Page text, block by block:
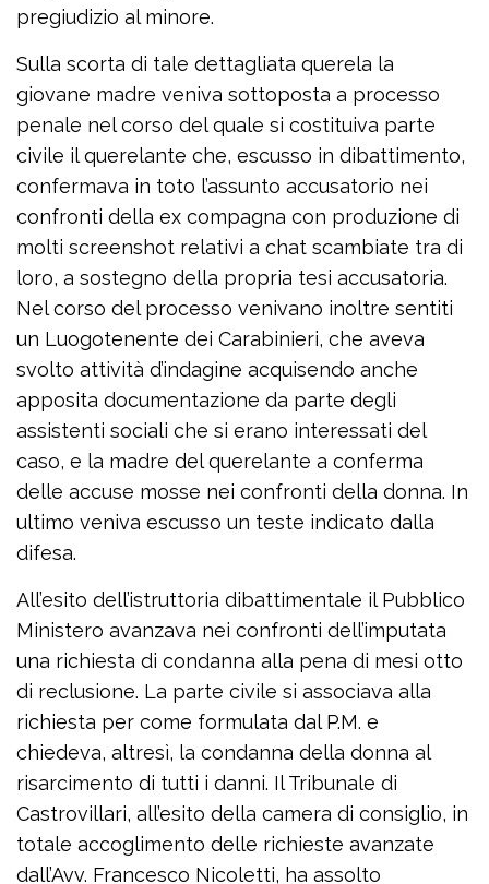
pregiudizio al minore.
Sulla scorta di tale dettagliata querela la
giovane madre veniva sottoposta a processo
penale nel corso del quale si costituiva parte
civile il querelante che, escusso in dibattimento,
confermava in toto l’assunto accusatorio nei
confronti della ex compagna con produzione di
molti screenshot relativi a chat scambiate tra di
loro, a sostegno della propria tesi accusatoria.
Nel corso del processo venivano inoltre sentiti
un Luogotenente dei Carabinieri, che aveva
svolto attività d’indagine acquisendo anche
apposita documentazione da parte degli
assistenti sociali che si erano interessati del
caso, e la madre del querelante a conferma
delle accuse mosse nei confronti della donna. In
ultimo veniva escusso un teste indicato dalla
difesa.
All’esito dell’istruttoria dibattimentale il Pubblico
Ministero avanzava nei confronti dell’imputata
una richiesta di condanna alla pena di mesi otto
di reclusione. La parte civile si associava alla
richiesta per come formulata dal P.M. e
chiedeva, altresì, la condanna della donna al
risarcimento di tutti i danni. Il Tribunale di
Castrovillari, all’esito della camera di consiglio, in
totale accoglimento delle richieste avanzate
dall’Avv. Francesco Nicoletti, ha assolto